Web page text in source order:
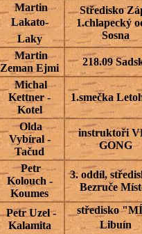
Martin
Lakato-
Laky
Středisko
1.chlapecký
Sosna
Martin
Zeman Ejmi
218.09
Michal
Kettner -
Kotel
1.smečka
Olda
Vybíral -
Tačud
instruktoři
GONG
Petr
Kolouch -
Koumes
3. oddíl,
Bezruče
Petr Uzel -
Kalamita
středisko
Libuín